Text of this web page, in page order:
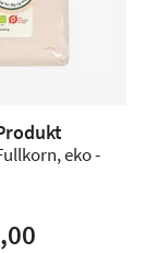
eko -